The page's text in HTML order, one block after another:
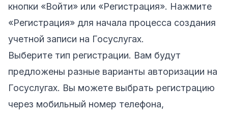
кнопки «Войти» или «Регистрация». Нажмите
«Регистрация» для начала процесса создания
учетной записи на Госуслугах.
Выберите тип регистрации. Вам будут
предложены разные варианты авторизации на
Госуслугах. Вы можете выбрать регистрацию
через мобильный номер телефона,